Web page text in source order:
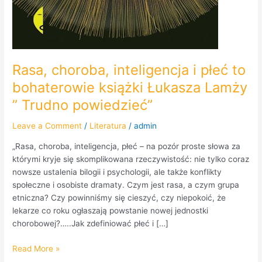
Rasa, choroba, inteligencja i płeć to
bohaterowie książki Łukasza Lamży
” Trudno powiedzieć”
Leave a Comment / Literatura /admin
„Rasa, choroba, inteligencja, płeć – na pozór proste słowa za
którymi kryje się skomplikowana rzeczywistość: nie tylko coraz
nowsze ustalenia bilogii i psychologii, ale także konflikty
społeczne i osobiste dramaty. Czym jest rasa, a czym grupa
etniczna? Czy powinniśmy się cieszyć, czy niepokoić, że
lekarze co roku ogłaszają powstanie nowej jednostki
chorobowej?…..Jak zdefiniować płeć i […]
Read More »